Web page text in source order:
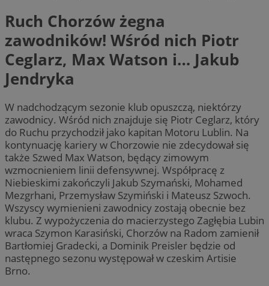
Ruch Chorzów żegna
zawodników! Wśród nich Piotr
Ceglarz, Max Watson i… Jakub
Jendryka
W nadchodzącym sezonie klub opuszczą, niektórzy
zawodnicy. Wśród nich znajduje się Piotr Ceglarz, który
do Ruchu przychodził jako kapitan Motoru Lublin. Na
kontynuację kariery w Chorzowie nie zdecydował się
także Szwed Max Watson, będący zimowym
wzmocnieniem linii defensywnej. Współpracę z
Niebieskimi zakończyli Jakub Szymański, Mohamed
Mezgrhani, Przemysław Szymiński i Mateusz Szwoch.
Wszyscy wymienieni zawodnicy zostają obecnie bez
klubu. Z wypożyczenia do macierzystego Zagłębia Lubin
wraca Szymon Karasiński, Chorzów na Radom zamienił
Bartłomiej Gradecki, a Dominik Preisler będzie od
następnego sezonu występował w czeskim Artisie
Brno.